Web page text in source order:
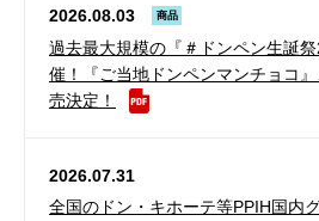
2026.08.03 商品
過去最大規模の『＃ドンペン生誕
催！『ご当地ドンペンマンチョコ
売決定！
2026.07.31
全国のドン・キホーテ等PPIH国内